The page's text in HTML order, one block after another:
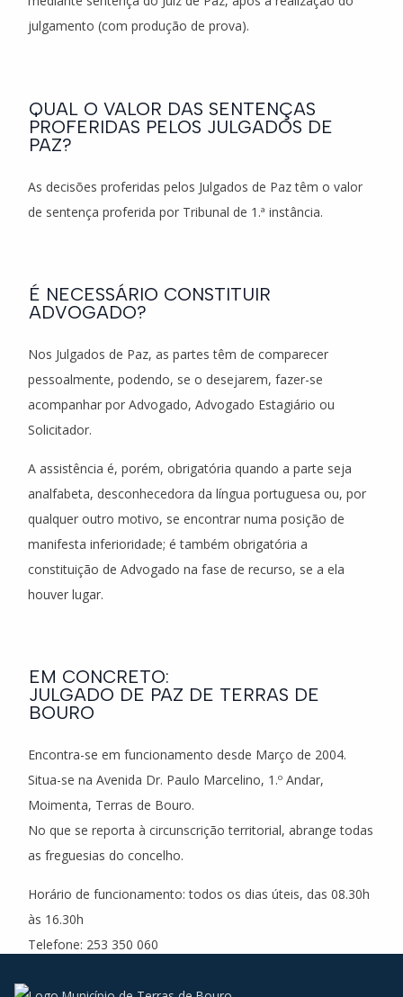
julgamento (com produção de prova).
QUAL O VALOR DAS SENTENÇAS
PROFERIDAS PELOS JULGADOS DE
PAZ?
As decisões proferidas pelos Julgados de Paz têm o valor
de sentença proferida por Tribunal de 1.ª instância.
É NECESSÁRIO CONSTITUIR
ADVOGADO?
Nos Julgados de Paz, as partes têm de comparecer
pessoalmente, podendo, se o desejarem, fazer-se
acompanhar por Advogado, Advogado Estagiário ou
Solicitador.
A assistência é, porém, obrigatória quando a parte seja
analfabeta, desconhecedora da língua portuguesa ou, por
qualquer outro motivo, se encontrar numa posição de
manifesta inferioridade; é também obrigatória a
constituição de Advogado na fase de recurso, se a ela
houver lugar.
EM CONCRETO:
JULGADO DE PAZ DE TERRAS DE
BOURO
Encontra-se em funcionamento desde Março de 2004.
Situa-se na Avenida Dr. Paulo Marcelino, 1.º Andar,
Moimenta, Terras de Bouro.
No que se reporta à circunscrição territorial, abrange todas
as freguesias do concelho.
Horário de funcionamento: todos os dias úteis, das 08.30h
às 16.30h
Telefone: 253 350 060